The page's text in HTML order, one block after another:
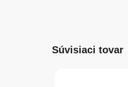
Súvisiaci tovar